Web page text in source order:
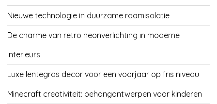
Nieuwe technologie in duurzame raamisolatie
De charme van retro neonverlichting in moderne
interieurs
Luxe lentegras decor voor een voorjaar op fris niveau
Minecraft creativiteit: behangontwerpen voor kinderen